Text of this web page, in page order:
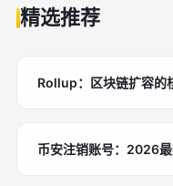
精选推荐
Rollup：区块链扩容的
币安注销账号：2026